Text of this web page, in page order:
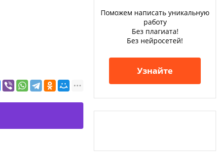
Поможем написать уникальную
работу
Без плагиата!
Без нейросетей!
Узнайте